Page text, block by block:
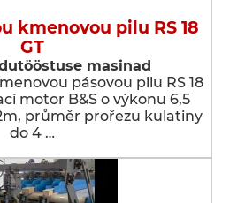
kmenovou pilu RS 18
GT
masinad
pásovou pilu RS 18
motor B&S o výkonu 6,5
průměr prořezu kulatiny
do 4 …